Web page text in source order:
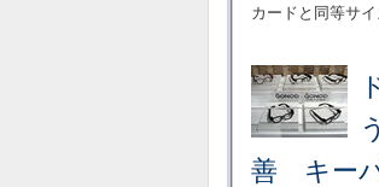
カードと同等サ
善 キーパ